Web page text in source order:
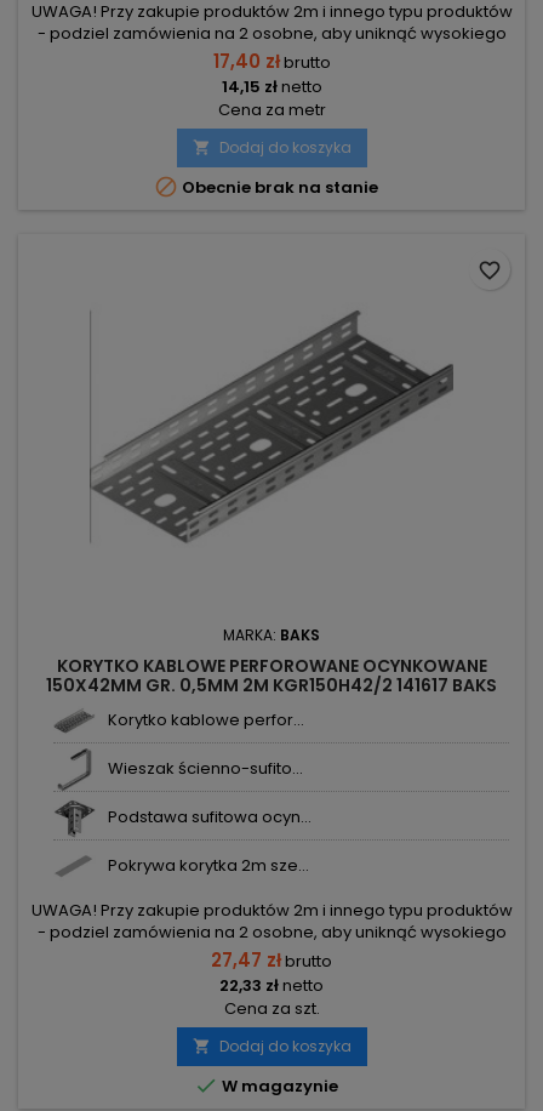
UWAGA! Przy zakupie produktów 2m i innego typu produktów
- podziel zamówienia na 2 osobne, aby uniknąć wysokiego
kosztu transportu! Zamów osobno produkty 2m i osobno inne
elementy.
17,40 złbrutto
14,15 złnetto
Cena za metr
 Dodaj do koszyka
 Obecnie brak na stanie
MARKA: BAKS
KORYTKO KABLOWE PERFOROWANE OCYNKOWANE
150X42MM GR. 0,5MM 2M KGR150H42/2 141617 BAKS
Korytko kablowe perfor...
Wieszak ścienno-sufito...
Podstawa sufitowa ocyn...
Pokrywa korytka 2m sze...
UWAGA! Przy zakupie produktów 2m i innego typu produktów
- podziel zamówienia na 2 osobne, aby uniknąć wysokiego
kosztu transportu! Zamów osobno produkty 2m i osobno inne
elementy.
27,47 złbrutto
22,33 złnetto
Cena za szt.
 Dodaj do koszyka
 W magazynie
favorite_border